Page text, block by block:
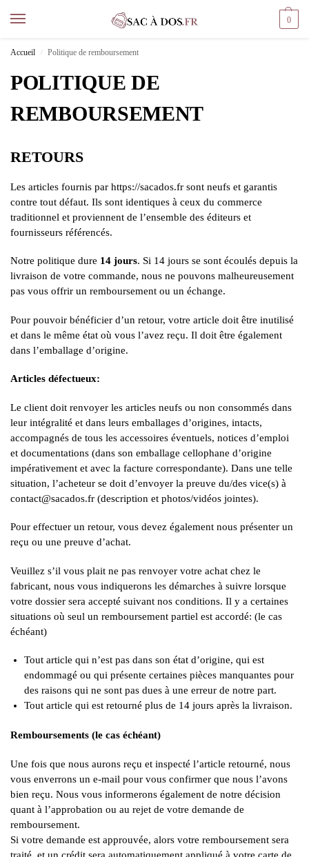
0
Accueil / Politique de remboursement
POLITIQUE DE
REMBOURSEMENT
RETOURS
Les articles fournis par https://sacados.fr sont neufs et garantis
contre tout défaut. Ils sont identiques à ceux du commerce
traditionnel et proviennent de l’ensemble des éditeurs et
fournisseurs référencés.
Notre politique dure 14 jours. Si 14 jours se sont écoulés depuis la
livraison de votre commande, nous ne pouvons malheureusement
pas vous offrir un remboursement ou un échange.
Pour pouvoir bénéficier d’un retour, votre article doit être inutilisé
et dans le même état où vous l’avez reçu. Il doit être également
dans l’emballage d’origine.
Articles défectueux:
Le client doit renvoyer les articles neufs ou non consommés dans
leur intégralité et dans leurs emballages d’origines, intacts,
accompagnés de tous les accessoires éventuels, notices d’emploi
et documentations (dans son emballage cellophane d’origine
impérativement et avec la facture correspondante). Dans une telle
situation, l’acheteur se doit d’envoyer la preuve du/des vice(s) à
contact@sacados.fr (description et photos/vidéos jointes).
Pour effectuer un retour, vous devez également nous présenter un
reçu ou une preuve d’achat.
Veuillez s’il vous plait ne pas renvoyer votre achat chez le
fabricant, nous vous indiquerons les démarches à suivre lorsque
votre dossier sera accepté suivant nos conditions. Il y a certaines
situations où seul un remboursement partiel est accordé: (le cas
échéant)
Tout article qui n’est pas dans son état d’origine, qui est
endommagé ou qui présente certaines pièces manquantes pour
des raisons qui ne sont pas dues à une erreur de notre part.
Tout article qui est retourné plus de 14 jours après la livraison.
Remboursements (le cas échéant)
Une fois que nous aurons reçu et inspecté l’article retourné, nous
vous enverrons un e-mail pour vous confirmer que nous l’avons
bien reçu. Nous vous informerons également de notre décision
quant à l’approbation ou au rejet de votre demande de
remboursement.
Si votre demande est approuvée, alors votre remboursement sera
traité, et un crédit sera automatiquement appliqué à votre carte de